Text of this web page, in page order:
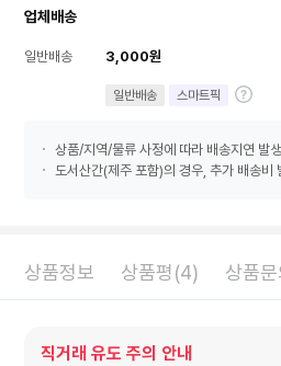
업체배송
일반배송 3,000원
일반배송 스마트픽
상품/지역/물류 사정에 따라 배송지연 발
도서산간(제주 포함)의 경우, 추가 배송비
상품정보 상품평(4) 상품문
직거래 유도 주의 안내